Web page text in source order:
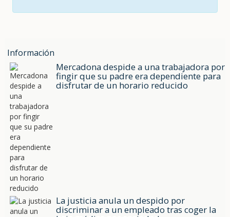
Información
Mercadona despide a una trabajadora por
fingir que su padre era dependiente para
disfrutar de un horario reducido
La justicia anula un despido por
discriminar a un empleado tras coger la